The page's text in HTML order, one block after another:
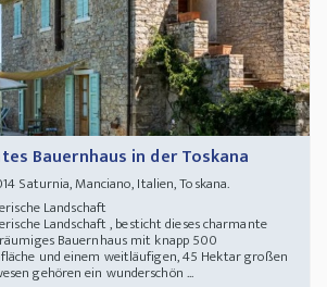
Bauernhaus in der Toskana
Saturnia, Manciano, Italien, Toskana.
Landschaft
Landschaft , besticht dieses charmante
Bauernhaus mit knapp 500
und einem weitläufigen, 45 Hektar großen
gehören ein wunderschön ...